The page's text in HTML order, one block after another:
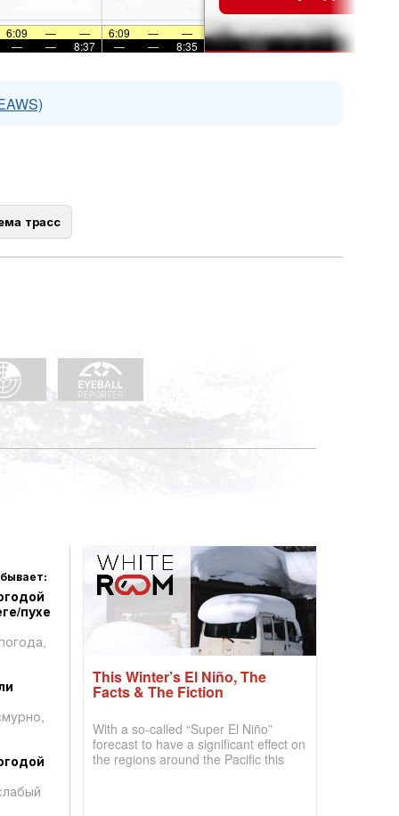
6:09 — — 6:09 —
—
— — 8:37 — — 8:35
трасс
пухе
This Winter’s El Niño, The
Facts & The Fiction
With a so-called “Super El Niño”
forecast to have a significant effect on
the regions around the Pacific this